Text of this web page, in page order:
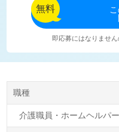
無料
即応募にはなりませ
職種
介護職員・ホームヘルパー